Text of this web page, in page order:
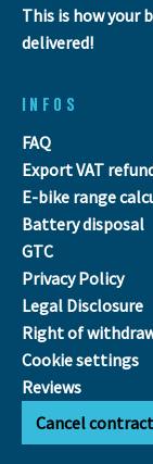
This is how your
delivered!
INFOS
FAQ
Export VAT
E-bike range
Battery disposal
GTC
Privacy Policy
Legal Disclosure
Right of
Cookie settings
Reviews
Cancel contract